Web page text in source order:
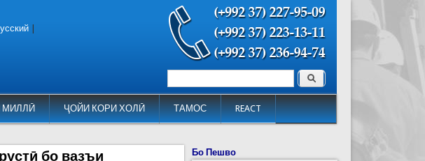
МИЛЛӢ ҶОЙИ КОРИ ХОЛӢ ТАМОС REACT
Форма поиска Поиск
бо вазъи
Бо Пешво